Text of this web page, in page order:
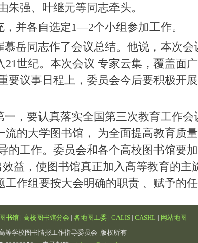
强、叶继元等同志牵头。
并各自选定1—2个小组参加工作。
同志作了会议总结。他说，本次会
世纪。本次会议 专家云集，覆盖面
要议事日程上，委员会今后要积极开
要认真落实全国第三次教育工作会
的大学图书馆， 为全面提高教育质
工作。委员会和各个高校图书馆要
益，使图书馆真正加入高等教育的主
作组要按大会明确的职责 、赋予的
书馆| 高校图书馆分会 | 各地图工委| CALIS| CASHL | 网站地图
等学校图书情报工作指导委员会 版权所有